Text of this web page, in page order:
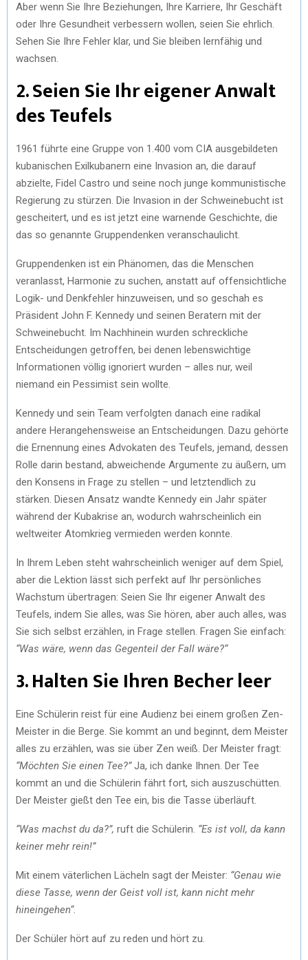
Aber wenn Sie Ihre Beziehungen, Ihre Karriere, Ihr Geschäft
oder Ihre Gesundheit verbessern wollen, seien Sie ehrlich.
Sehen Sie Ihre Fehler klar, und Sie bleiben lernfähig und
wachsen.
2. Seien Sie Ihr eigener Anwalt
des Teufels
1961 führte eine Gruppe von 1.400 vom CIA ausgebildeten
kubanischen Exilkubanern eine Invasion an, die darauf
abzielte, Fidel Castro und seine noch junge kommunistische
Regierung zu stürzen. Die Invasion in der Schweinebucht ist
gescheitert, und es ist jetzt eine warnende Geschichte, die
das so genannte Gruppendenken veranschaulicht.
Gruppendenken ist ein Phänomen, das die Menschen
veranlasst, Harmonie zu suchen, anstatt auf offensichtliche
Logik- und Denkfehler hinzuweisen, und so geschah es
Präsident John F. Kennedy und seinen Beratern mit der
Schweinebucht. Im Nachhinein wurden schreckliche
Entscheidungen getroffen, bei denen lebenswichtige
Informationen völlig ignoriert wurden – alles nur, weil
niemand ein Pessimist sein wollte.
Kennedy und sein Team verfolgten danach eine radikal
andere Herangehensweise an Entscheidungen. Dazu gehörte
die Ernennung eines Advokaten des Teufels, jemand, dessen
Rolle darin bestand, abweichende Argumente zu äußern, um
den Konsens in Frage zu stellen – und letztendlich zu
stärken. Diesen Ansatz wandte Kennedy ein Jahr später
während der Kubakrise an, wodurch wahrscheinlich ein
weltweiter Atomkrieg vermieden werden konnte.
In Ihrem Leben steht wahrscheinlich weniger auf dem Spiel,
aber die Lektion lässt sich perfekt auf Ihr persönliches
Wachstum übertragen: Seien Sie Ihr eigener Anwalt des
Teufels, indem Sie alles, was Sie hören, aber auch alles, was
Sie sich selbst erzählen, in Frage stellen. Fragen Sie einfach:
“Was wäre, wenn das Gegenteil der Fall wäre?“
3. Halten Sie Ihren Becher leer
Eine Schülerin reist für eine Audienz bei einem großen Zen-
Meister in die Berge. Sie kommt an und beginnt, dem Meister
alles zu erzählen, was sie über Zen weiß. Der Meister fragt:
“Möchten Sie einen Tee?”Ja, ich danke Ihnen. Der Tee
kommt an und die Schülerin fährt fort, sich auszuschütten.
Der Meister gießt den Tee ein, bis die Tasse überläuft.
“Was machst du da?”, ruft die Schülerin. “Es ist voll, da kann
keiner mehr rein!”
Mit einem väterlichen Lächeln sagt der Meister: “Genau wie
diese Tasse, wenn der Geist voll ist, kann nicht mehr
hineingehen“.
Der Schüler hört auf zu reden und hört zu.